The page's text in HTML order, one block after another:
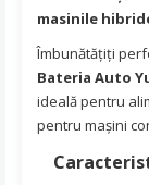
masinile
Îmbunătățiți
Bateria Auto
ideală pentru
pentru mașini